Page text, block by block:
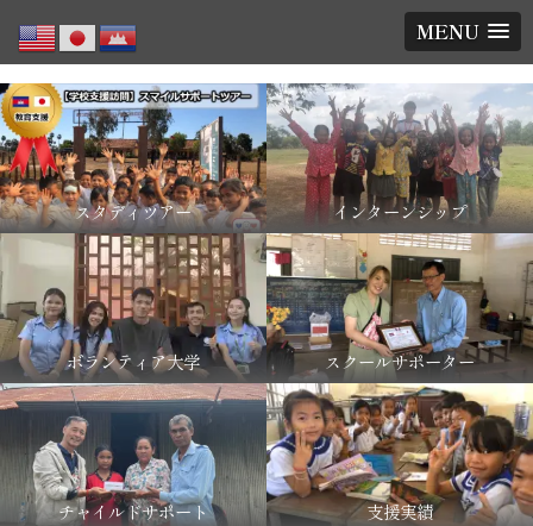
MENU
スタディツアー インターンシップ
ボランティア大学 スクールサポーター
チャイルドサポート 支援実績